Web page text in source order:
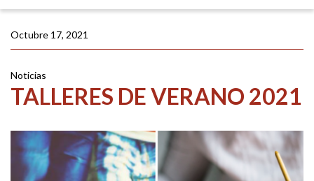
Octubre 17, 2021
Noticias
TALLERES DE VERANO 2021